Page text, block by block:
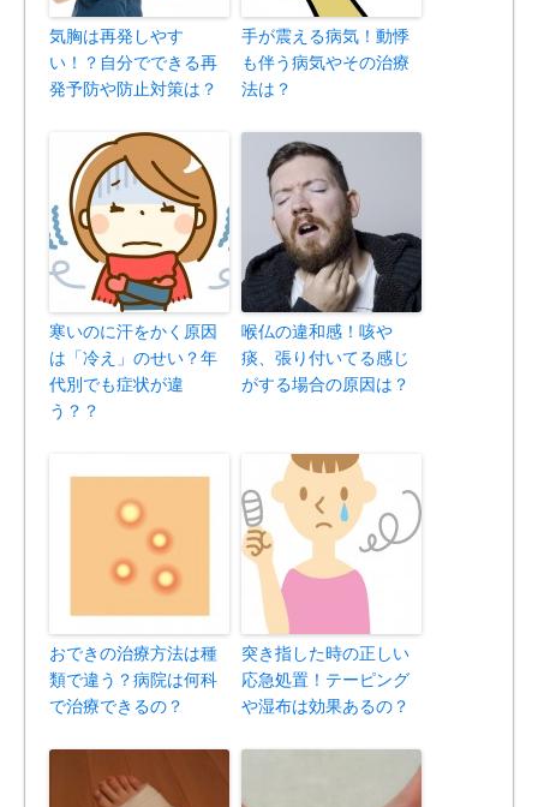
気胸は再発しやす
い！？自分でできる再
発予防や防止対策は？
手が震える病気！動悸
も伴う病気やその治療
法は？
寒いのに汗をかく原因
は「冷え」のせい？年
代別でも症状が違
う？？
喉仏の違和感！咳や
痰、張り付いてる感じ
がする場合の原因は？
おできの治療方法は種
類で違う？病院は何科
で治療できるの？
突き指した時の正しい
応急処置！テーピング
や湿布は効果あるの？